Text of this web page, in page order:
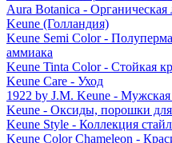
Aura Botanica - Органическая
Keune (Голландия)
Keune Semi Color -
аммиака
Keune Tinta Color - Стойкая
Keune Care - Уход
1922 by J.M. Keune -
Keune - Оксиды, порошки для
Keune Style - Коллекция
Keune Color Chameleon -